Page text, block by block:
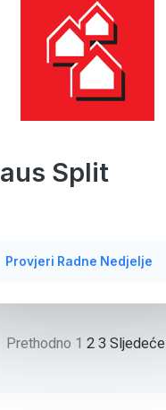
Split
Provjeri Radne Nedjelje
Prethodno 1 2 3 Sljedeće